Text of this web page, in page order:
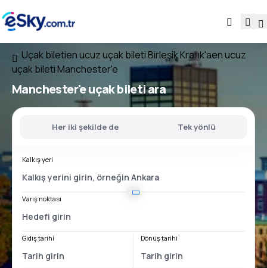
Uçak biletien ucuz uçak bileti Birleşik Krallık'aen ucuz
uçak bileti Manchester'e
Manchester'e uçak bileti ara
Her iki şekilde de Tek yönlü
Kalkış yeri
Varış noktası
Gidiş tarihi Dönüş tarihi